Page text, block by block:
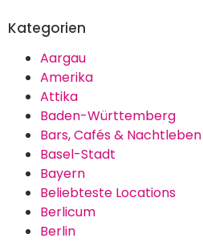
Kategorien
Aargau
Amerika
Attika
Baden-Württemberg
Bars, Cafés & Nachtleben
Basel-Stadt
Bayern
Beliebteste Locations
Berlicum
Berlin